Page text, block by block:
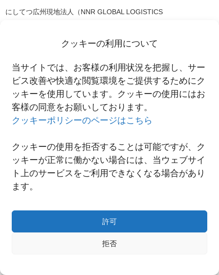
クッキーの利用について
当サイトでは、お客様の利用状況を把握し、サー
ビス改善や快適な閲覧環境をご提供するためにク
ッキーを使用しています。クッキーの使用にはお
客様の同意をお願いしております。
クッキーポリシーのページはこちら
クッキーの使用を拒否することは可能ですが、ク
ッキーが正常に働かない場合には、当ウェブサイ
ト上のサービスをご利用できなくなる場合があり
ます。
許可
拒否
にしてつ広州現地法人（NNR GLOBAL LOGISTICS
詳細は以下リンクよりご覧ください。
2021-10-20 武漢支店移転のご案内